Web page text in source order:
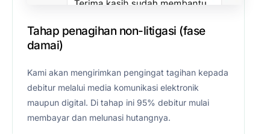
Tahap penagihan non-litigasi (fase
damai)
Kami akan mengirimkan pengingat tagihan kepada
debitur melalui media komunikasi elektronik
maupun digital. Di tahap ini 95% debitur mulai
membayar dan melunasi hutangnya.